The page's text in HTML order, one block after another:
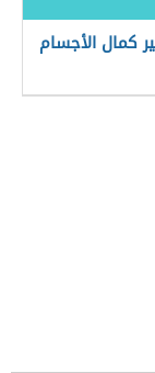
كمال الأجسام